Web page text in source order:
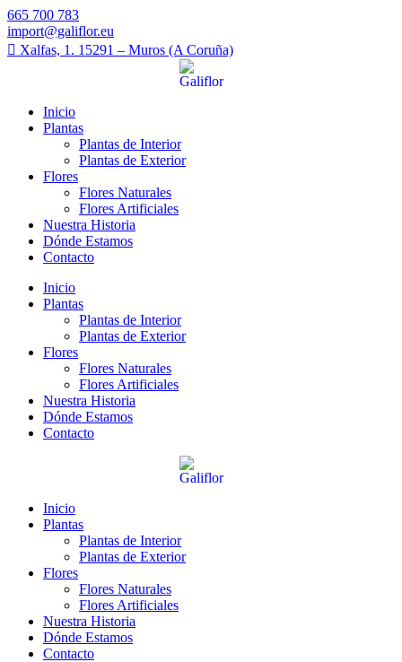
665 700 783
import@galiflor.eu
Xalfas, 1. 15291 – Muros (A Coruña)
Inicio
Plantas
Plantas de Interior
Plantas de Exterior
Flores
Flores Naturales
Flores Artificiales
Nuestra Historia
Dónde Estamos
Contacto
Inicio
Plantas
Plantas de Interior
Plantas de Exterior
Flores
Flores Naturales
Flores Artificiales
Nuestra Historia
Dónde Estamos
Contacto
Inicio
Plantas
Plantas de Interior
Plantas de Exterior
Flores
Flores Naturales
Flores Artificiales
Nuestra Historia
Dónde Estamos
Contacto